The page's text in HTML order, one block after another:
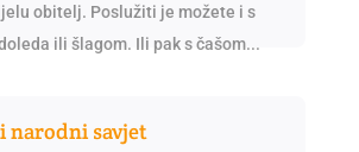
obitelj. Poslužiti je možete i s
ili šlagom. Ili pak s čašom...
narodni savjet